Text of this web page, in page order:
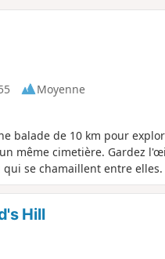
Moyenne
balade de 10 km pour
même cimetière. Gardez
se chamaillent entre elles.
Hill